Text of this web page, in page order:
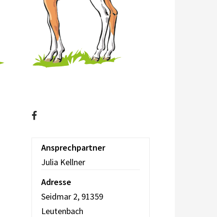
Ansprechpartner
Julia Kellner
Adresse
Seidmar 2, 91359
Leutenbach